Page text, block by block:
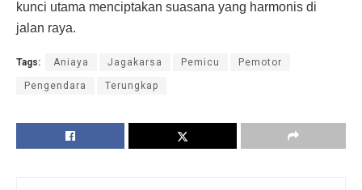
kunci utama menciptakan suasana yang harmonis di
jalan raya.
Tags: Aniaya Jagakarsa Pemicu Pemotor
Pengendara Terungkap